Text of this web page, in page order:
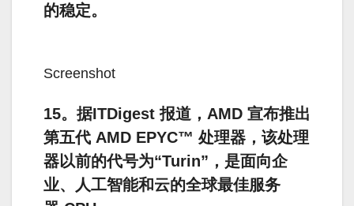
的稳定。
Screenshot
15。据ITDigest 报道，AMD 宣布推出
第五代 AMD EPYC™ 处理器，该处理
器以前的代号为“Turin”，是面向企
业、人工智能和云的全球最佳服务